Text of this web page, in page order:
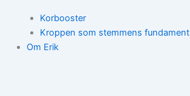
Korbooster
Kroppen som stemmens fundament
Om Erik